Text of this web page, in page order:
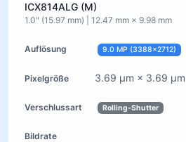
ICX814ALG (M)
1.0" (15.97 mm) | 12.47 mm × 9.98 mm
9.0 MP (3388×2712)
3.69 µm × 3.69 µm
Rolling-Shutter